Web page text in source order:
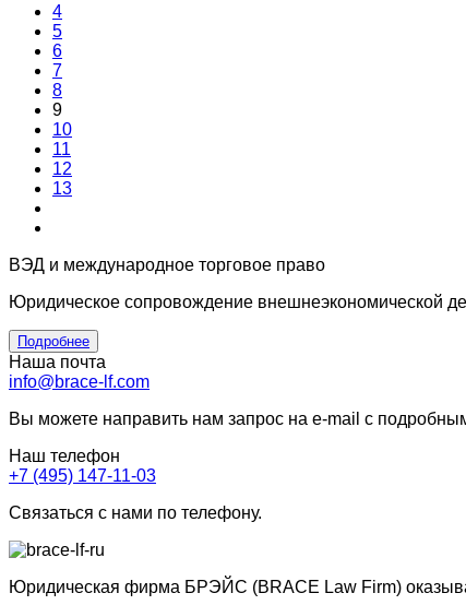
4
5
6
7
8
9
10
11
12
13
ВЭД и международное торговое право
Юридическое сопровождение внешнеэкономической
Подробнее
Наша почта
info@brace-lf.com
Вы можете направить нам запрос на e-mail с
Наш телефон
+7 (495) 147-11-03
Связаться с нами по телефону.
Юридическая фирма БРЭЙС (BRACE Law Firm)